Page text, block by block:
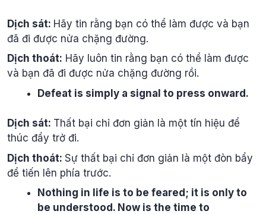
Dịch sát: Hãy tin rằng bạn có thể làm được và bạn
đã đi được nửa chặng đường.
Dịch thoát: Hãy luôn tin rằng bạn có thể làm được
và bạn đã đi được nửa chặng đường rồi.
Defeat is simply a signal to press onward.
Dịch sát: Thất bại chỉ đơn giản là một tín hiệu để
thúc đẩy trở đi.
Dịch thoát: Sự thất bại chỉ đơn giản là một đòn bẩy
để tiến lên phía trước.
Nothing in life is to be feared; it is only to
be understood. Now is the time to